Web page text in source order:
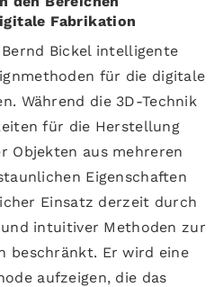
Fabrikation
Bickel intelligente
für die digitale
Während die 3D-Technik
für die Herstellung
Objekten aus mehreren
Eigenschaften
Einsatz derzeit durch
intuitiver Methoden zur
beschränkt. Er wird eine
aufzeigen, die das